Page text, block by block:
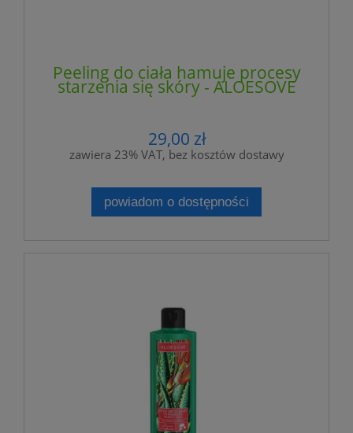
Peeling do ciała hamuje procesy
starzenia się skóry - ALOESOVE
29,00 zł
zawiera 23% VAT, bez kosztów dostawy
powiadom o dostępności